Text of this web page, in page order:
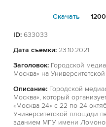
Cкачать
ID: 633033
Дата съемки: 23.10.2021
Заголовок: Городской
Москва» на
Описание: Городской
Москва», который
«Москва 24» с 22 по 24
Университетской площади
зданием МГУ имени